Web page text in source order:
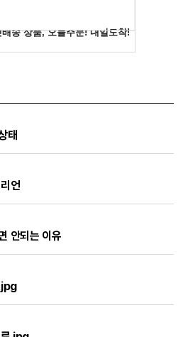
태
언
안되는 이유